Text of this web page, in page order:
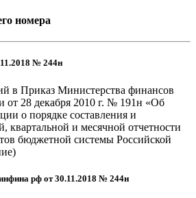
номера
№ 244н
в Приказ Министерства финансов
от 28 декабря 2010 г. № 191н «Об
о порядке составления и
квартальной и месячной отчетности
бюджетной системы Российской
рф от 30.11.2018 № 244н